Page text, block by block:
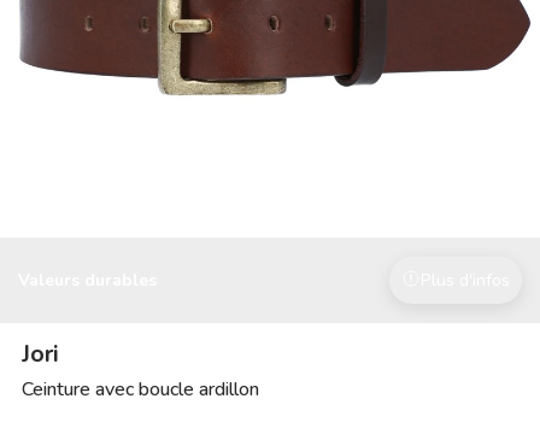
Jori
Ceinture avec boucle ardillon